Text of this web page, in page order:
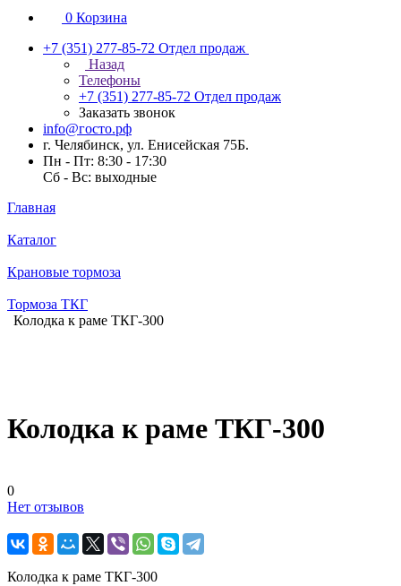
0 Корзина
+7 (351) 277-85-72 Отдел продаж
Назад
Телефоны
+7 (351) 277-85-72 Отдел продаж
Заказать звонок
info@госто.рф
г. Челябинск, ул. Енисейская 75Б.
Пн - Пт: 8:30 - 17:30
Сб - Вс: выходные
Главная
Каталог
Крановые тормоза
Тормоза ТКГ
Колодка к раме ТКГ-300
Колодка к раме ТКГ-300
0
Нет отзывов
Колодка к раме ТКГ-300